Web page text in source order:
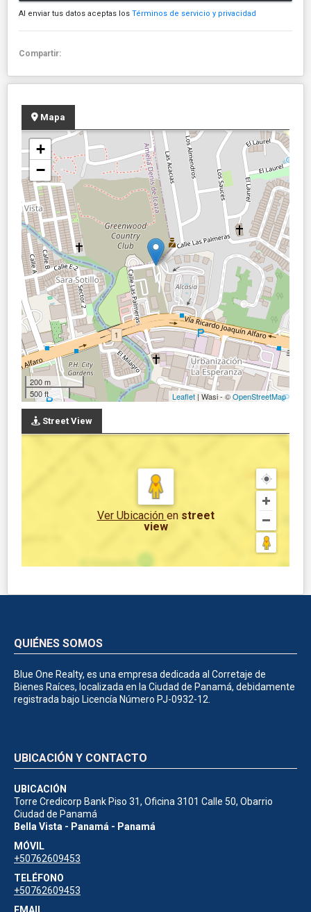
Al enviar tus datos aceptas los Términos de servicio y privacidad
Compartir:
Mapa
+
−
200 m
500 ft
Leaflet | Wasi - ©OpenStreetMap
Street View
Ver Ubicación en street
view
QUIÉNES SOMOS
Blue One Realty, es una empresa dedicada al Corretaje de
Bienes Raíces, localizada en la Ciudad de Panamá, debidamente
registrada bajo Licencía Número PJ-0932-12.
UBICACIÓN Y CONTACTO
UBICACIÓN
Torre Credicorp Bank Piso 31, Oficina 3101 Calle 50, Obarrio
Ciudad de Panamá
Bella Vista - Panamá - Panamá
MÓVIL
+50762609453
TELÉFONO
+50762609453
EMAIL